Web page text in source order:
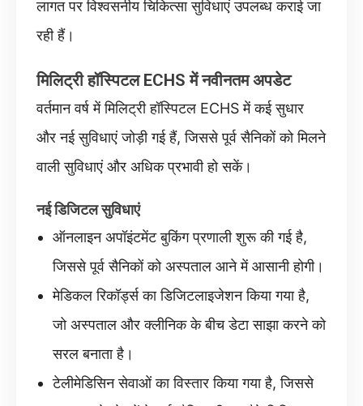
लागत पर विश्वसनीय चिकित्सा सुविधाएं उपलब्ध कराई जा
रही हैं।
मिलिट्री हॉस्पिटल ECHS में नवीनतम अपडेट
वर्तमान वर्ष में मिलिट्री हॉस्पिटल ECHS में कई सुधार
और नई सुविधाएं जोड़ी गई हैं, जिससे पूर्व सैनिकों को मिलने
वाली सुविधाएं और अधिक प्रभावी हो सकें।
नई डिजिटल सुविधाएं
ऑनलाइन अपॉइंटमेंट बुकिंग प्रणाली शुरू की गई है,
जिससे पूर्व सैनिकों को अस्पताल आने में आसानी होगी।
मेडिकल रिकॉर्ड्स का डिजिटलाइजेशन किया गया है,
जो अस्पताल और क्लीनिक के बीच डेटा साझा करने को
सरल बनाता है।
टेलीमेडिसिन सेवाओं का विस्तार किया गया है, जिससे